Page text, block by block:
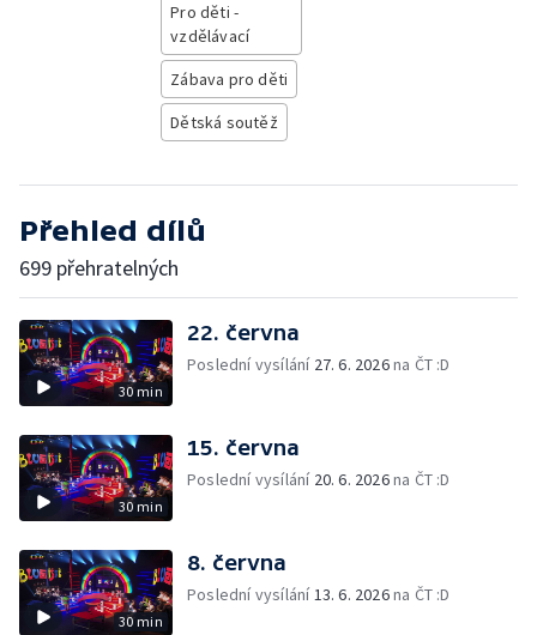
Pro děti -
vzdělávací
Zábava pro děti
Dětská soutěž
Přehled dílů
699 přehratelných
30 min
22. června
Poslední vysílání 27. 6. 2026na ČT :D
30 min
15. června
Poslední vysílání 20. 6. 2026na ČT :D
30 min
8. června
Poslední vysílání13. 6. 2026na ČT :D